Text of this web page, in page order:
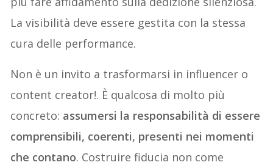
La visibilità deve essere gestita con la stessa
cura delle performance.
Non è un invito a trasformarsi in influencer o
content creator!. È qualcosa di molto più
concreto: assumersi la responsabilità di essere
comprensibili, coerenti, presenti nei momenti
che contano. Costruire fiducia non come